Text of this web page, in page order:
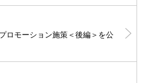
ロモーション施策＜後編＞を公